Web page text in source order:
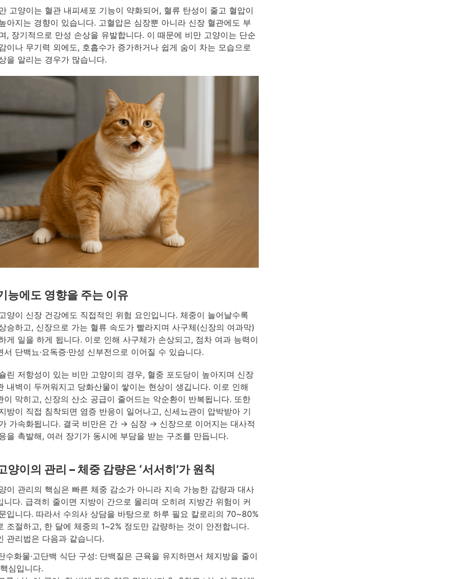
고양이는 혈관 내피세포 기능이 약화되어, 혈류 탄성이 줄고 혈압이
아지는 경향이 있습니다. 고혈압은 심장뿐 아니라 신장 혈관에도 부
, 장기적으로 만성 손상을 유발합니다. 이 때문에 비만 고양이는 단순
이나 무기력 외에도, 호흡수가 증가하거나 쉽게 숨이 차는 모습으로
을 알리는 경우가 많습니다.
능에도 영향을 주는 이유
양이 신장 건강에도 직접적인 위험 요인입니다. 체중이 늘어날수록
승하고, 신장으로 가는 혈류 속도가 빨라지며 사구체(신장의 여과막)
게 일을 하게 됩니다. 이로 인해 사구체가 손상되고, 점차 여과 능력이
서 단백뇨·요독증·만성 신부전으로 이어질 수 있습니다.
린 저항성이 있는 비만 고양이의 경우, 혈중 포도당이 높아지며 신장
내벽이 두꺼워지고 당화산물이 쌓이는 현상이 생깁니다. 이로 인해
이 막히고, 신장의 산소 공급이 줄어드는 악순환이 반복됩니다. 또한
방이 직접 침착되면 염증 반응이 일어나고, 신세뇨관이 압박받아 기
가속화됩니다. 결국 비만은 간 → 심장 → 신장으로 이어지는 대사적
을 촉발해, 여러 장기가 동시에 부담을 받는 구조를 만듭니다.
양이의 관리 – 체중 감량은 ‘서서히’가 원칙
이 관리의 핵심은 빠른 체중 감소가 아니라 지속 가능한 감량과 대사
니다. 급격히 줄이면 지방이 간으로 몰리며 오히려 지방간 위험이 커
입니다. 따라서 수의사 상담을 바탕으로 하루 필요 칼로리의 70~80%
조절하고, 한 달에 체중의 1~2% 정도만 감량하는 것이 안전합니다.
관리법은 다음과 같습니다.
수화물·고단백 식단 구성: 단백질은 근육을 유지하면서 체지방을 줄이
심입니다.